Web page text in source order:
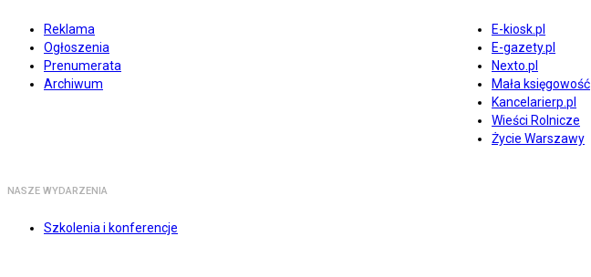
Reklama
Ogłoszenia
Prenumerata
Archiwum
E-kiosk.pl
E-gazety.pl
Nexto.pl
Mała księgowość
Kancelarierp.pl
Wieści Rolnicze
Życie Warszawy
NASZE WYDARZENIA
Szkolenia i konferencje